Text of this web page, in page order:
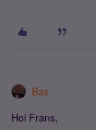
Bas
Hoi Frans,